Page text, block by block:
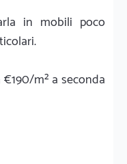
in mobili poco
m² a seconda